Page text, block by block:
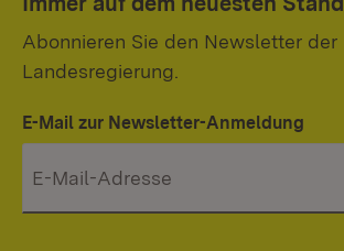
Abonnieren Sie den Newsletter der
Landesregierung.
E-Mail zur Newsletter-Anmeldung